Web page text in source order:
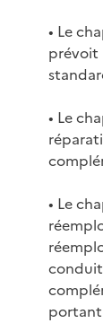
• Le
prévoit
• Le
• Le
portant